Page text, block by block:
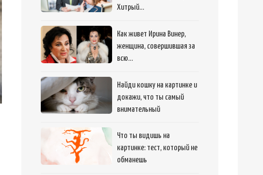
Хитрый…
Как живет Ирина Винер,
женщина, совершившая за
всю…
Найди кошку на картинке и
докажи, что ты самый
внимательный
Что ты видишь на
картинке: тест, который не
обманешь